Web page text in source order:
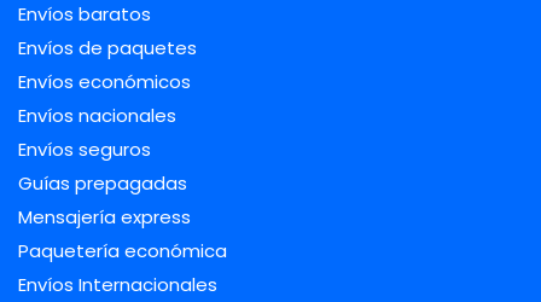
Envíos baratos
Envíos de paquetes
Envíos económicos
Envíos nacionales
Envíos seguros
Guías prepagadas
Mensajería express
Paquetería económica
Envíos Internacionales